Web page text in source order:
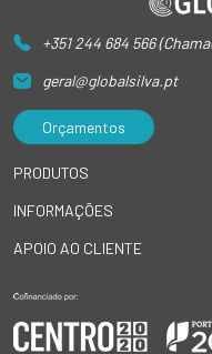
+351 244 684 566
geral@globalsilva.pt
Orçamentos
PRODUTOS
INFORMAÇÕES
APOIO AO CLIENTE